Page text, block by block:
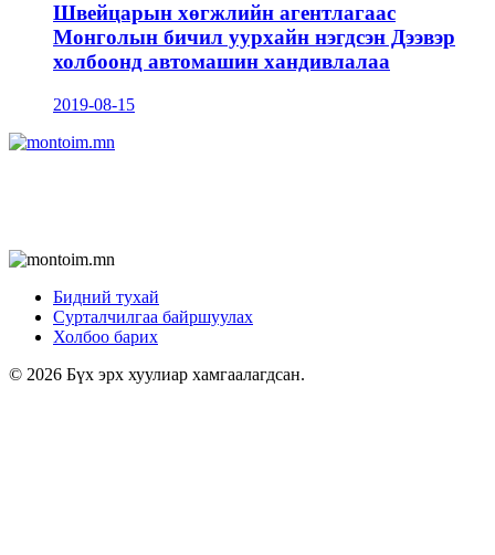
Швейцарын хөгжлийн агентлагаас
Монголын бичил уурхайн нэгдсэн Дээвэр
холбоонд автомашин хандивлалаа
2019-08-15
Бидний тухай
Сурталчилгаа байршуулах
Холбоо барих
© 2026 Бүх эрх хуулиар хамгаалагдсан.